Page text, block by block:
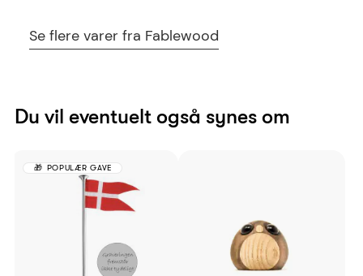
Se flere varer fra Fablewood
Du vil eventuelt også synes om
POPULÆR GAVE